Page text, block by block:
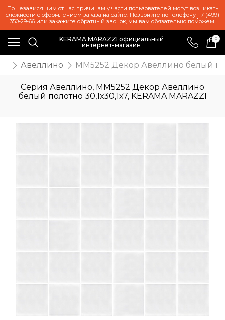
По независящим от нас причинам у части пользователей могут возникать
сложности с оформлением заказа на сайте. Позвоните по телефону +7 (499)
350-29-66или закажите обратный звонок, мы вам обязательно поможем!
KERAMA MARAZZI официальный
интернет-магазин
0
Авеллино MM5252 Декор Авеллино белый
Серия Авеллино, MM5252 Декор Авеллино
белый полотно 30,1х30,1х7, KERAMA MARAZZI